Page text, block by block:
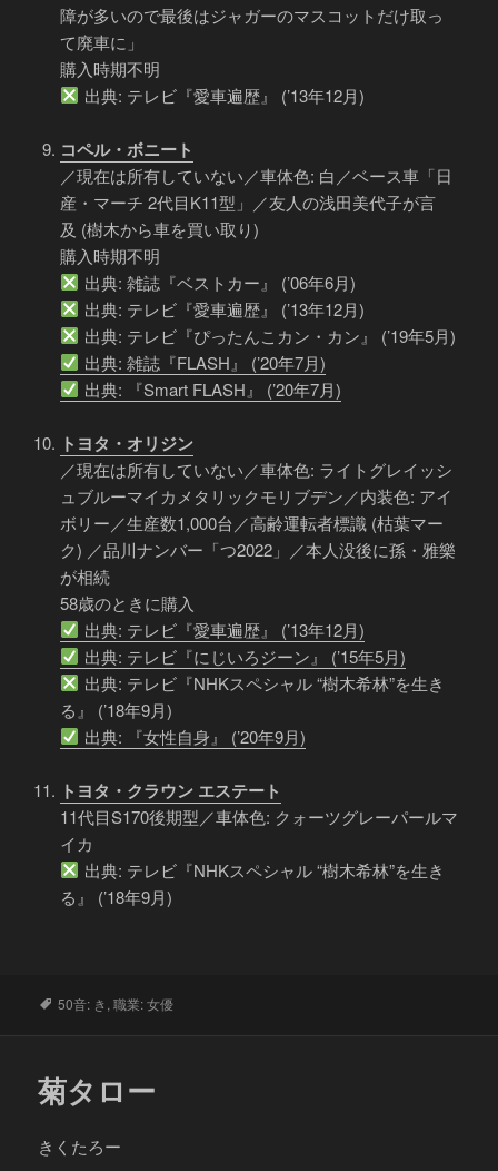
障が多いので最後はジャガーのマスコットだけ取っ
て廃車に」
購入時期不明
出典: テレビ『愛車遍歴』 (’13年12月)
コペル・ボニート
／現在は所有していない／車体色: 白／ベース車「日
産・マーチ 2代目K11型」／友人の浅田美代子が言
及 (樹木から車を買い取り)
購入時期不明
出典: 雑誌『ベストカー』 (’06年6月)
出典: テレビ『愛車遍歴』 (’13年12月)
出典: テレビ『ぴったんこカン・カン』 (’19年5月)
出典: 雑誌『FLASH』 (’20年7月)
出典: 『Smart FLASH』 (’20年7月)
トヨタ・オリジン
／現在は所有していない／車体色: ライトグレイッシ
ュブルーマイカメタリックモリブデン／内装色: アイ
ボリー／生産数1,000台／高齢運転者標識 (枯葉マー
ク) ／品川ナンバー「つ2022」／本人没後に孫・雅樂
が相続
58歳のときに購入
出典: テレビ『愛車遍歴』 (’13年12月)
出典: テレビ『にじいろジーン』 (’15年5月)
出典: テレビ『NHKスペシャル “樹木希林”を生き
る』 (’18年9月)
出典: 『女性自身』 (’20年9月)
トヨタ・クラウン エステート
11代目S170後期型／車体色: クォーツグレーパールマ
イカ
出典: テレビ『NHKスペシャル “樹木希林”を生き
る』 (’18年9月)
タ
50音: き,職業: 女優
菊タロー
きくたろー